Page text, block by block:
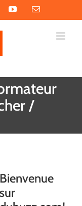
YouTubeEmail
/
Bienvenue
sur